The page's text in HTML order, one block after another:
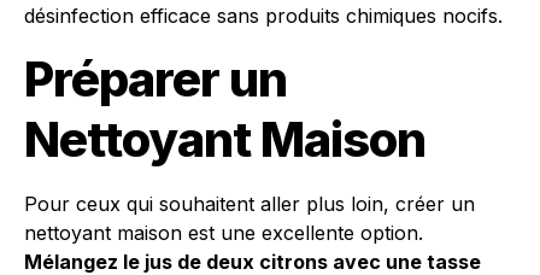
désinfection efficace sans produits chimiques nocifs.
Préparer un
Nettoyant Maison
Pour ceux qui souhaitent aller plus loin, créer un
nettoyant maison est une excellente option.
Mélangez le jus de deux citrons avec une tasse